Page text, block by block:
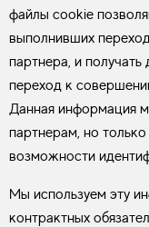
файлы cookie
выполнивших
партнера, и
переход к
Данная информация
партнерам, но
возможности
Мы используем эту
контрактных